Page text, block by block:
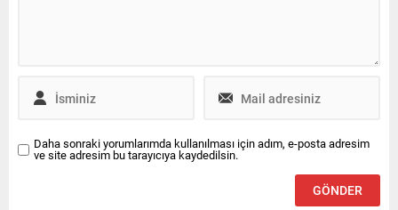
Daha sonraki yorumlarımda kullanılması için adım, e-posta adresim
ve site adresim bu tarayıcıya kaydedilsin.